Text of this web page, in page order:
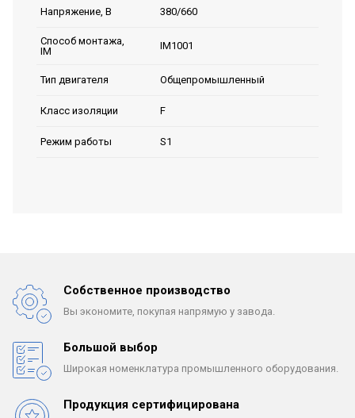
Напряжение, В 380/660
Способ монтажа,
IM
IM1001
Тип двигателя Общепромышленный
Класс изоляции F
Режим работы S1
Собственное производство
Вы экономите, покупая напрямую у завода.
Большой выбор
Широкая номенклатура промышленного оборудования.
Продукция сертифицирована